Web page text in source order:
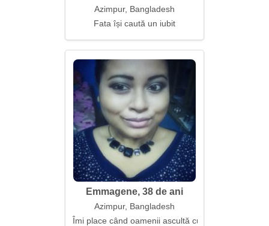
Azimpur, Bangladesh
Fata își caută un iubit
Emmagene, 38 de ani
Azimpur, Bangladesh
Îmi place când oamenii ascultă cu ochii